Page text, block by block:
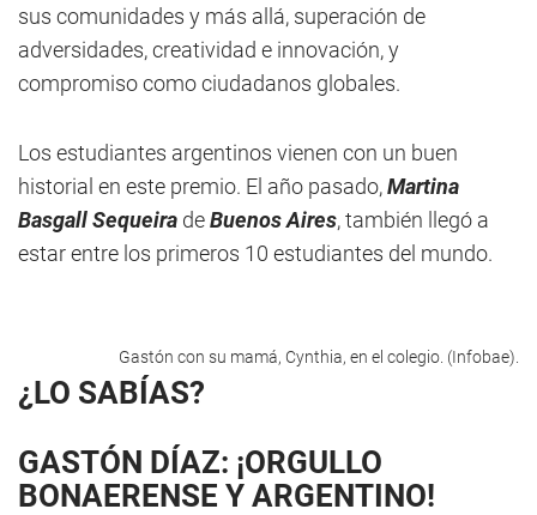
sus comunidades y más allá, superación de
adversidades, creatividad e innovación, y
compromiso como ciudadanos globales.
Los estudiantes argentinos vienen con un buen
historial en este premio. El año pasado,Martina
Basgall Sequeira deBuenos Aires, también llegó a
estar entre los primeros 10 estudiantes del mundo.
Gastón con su mamá, Cynthia, en el colegio. (Infobae).
¿LO SABÍAS?
GASTÓN DÍAZ: ¡ORGULLO
BONAERENSE Y ARGENTINO!